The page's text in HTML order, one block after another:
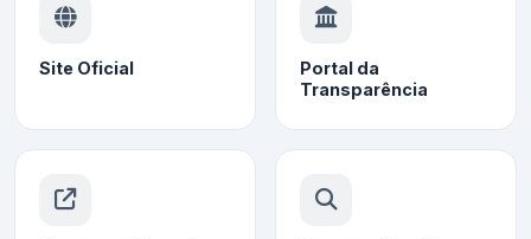
Site Oficial
Portal da
Transparência